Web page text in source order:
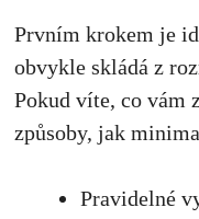
Prvním krokem‌ je
obvykle skládá z
Pokud víte, co vám
způsoby, jak
Pravidelné